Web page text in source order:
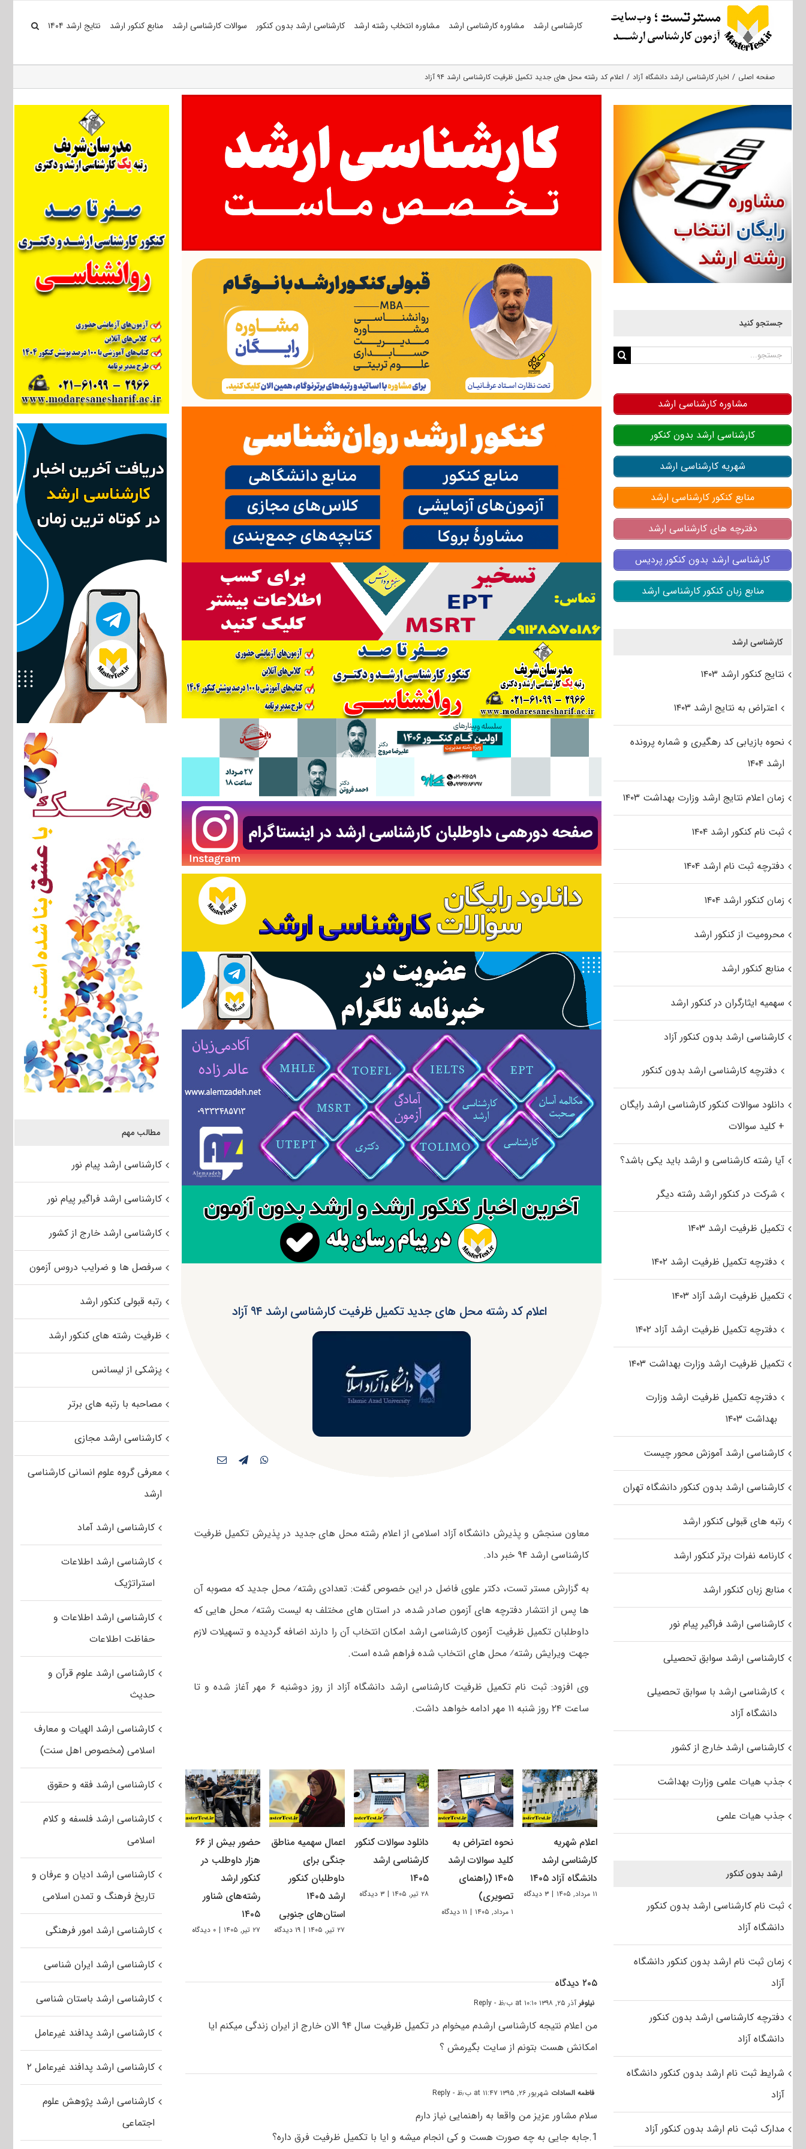
کارشناسی ارشد مشاوره کارشناسی ارشد مشاوره انتخاب رشته ارشد کارشناسی ارشد بدون کنکور سوالات کارشناسی ارشد منابع کنکور ارشد نتایج ارشد ۱۴۰۴
صفحه اصلی اخبار کارشناسی ارشد دانشگاه آزاد اعلام کد رشته محل های جدید تکمیل ظرفیت کارشناسی ارشد ۹۴ آزاد
اعلام کد رشته محل های جدید تکمیل ظرفیت کارشناسی ارشد ۹۴ آزاد
معاون سنجش و پذیرش دانشگاه آزاد اسلامی از اعلام رشته محل های جدید در پذیرش تکمیل ظرفیت
کارشناسی ارشد ۹۴ خبر داد.
به گزارش مستر تست، دکتر علوی فاضل در این خصوص گفت: تعدادی رشته⁄ محل جدید که مصوبه آن
ها پس از انتشار دفترچه های آزمون صادر شده، در استان های مختلف به لیست رشته⁄ محل هایی که
داوطلبان تکمیل ظرفیت آزمون کارشناسی ارشد امکان انتخاب آن را دارند اضافه گردیده و تسهیلات لازم
جهت ویرایش رشته⁄ محل های انتخاب شده فراهم شده است.
وی افزود: ثبت نام تکمیل ظرفیت کارشناسی ارشد دانشگاه آزاد از روز دوشنبه ۶ مهر آغاز شده و تا
ساعت ۲۴ روز شنبه ۱۱ مهر ادامه خواهد داشت.
اعلام شهریه
کارشناسی ارشد
دانشگاه آزاد ۱۴۰۵
۱۱ مرداد, ۱۴۰۵ | ۳ دیدگاه
نحوه اعتراض به
کلید سوالات ارشد
۱۴۰۵ (راهنمای
تصویری)
۱ مرداد, ۱۴۰۵ | ۱۱ دیدگاه
دانلود سوالات کنکور
کارشناسی ارشد
۱۴۰۵
۲۸ تیر, ۱۴۰۵ | ۳ دیدگاه
اعمال سهمیه مناطق
جنگی برای
داوطلبان کنکور
ارشد ۱۴۰۵
استان‌های جنوبی
۲۷ تیر, ۱۴۰۵ | ۱۹ دیدگاه
حضور بیش از ۶۶
هزار داوطلب در
کنکور ارشد
رشته‌های شناور
۱۴۰۵
۲۷ تیر, ۱۴۰۵ | ۰ دیدگاه
۲۰۵ دیدگاه
نیلوفر آذر ۲۵, ۱۳۹۸ at ۱۰:۱۰ ب٫ظ - Reply
من اعلام نتیجه کارشناسی ارشدم میخوام در تکمیل ظرفیت سال ۹۴ الان خارج از ایران زندگی میکنم ایا
امکانش هست بتونم از سایت بگیرمش ؟
فاطمه السادات شهریور ۲۶, ۱۳۹۵ at ۱۱:۴۷ ب٫ظ - Reply
سلام مشاور عزیز من واقعا به راهنمایی نیاز دارم
1.جابه جایی به چه صورت هست و کی انجام میشه و ایا با تکمیل ظرفیت فرق داره؟
مطالب مهم
کارشناسی ارشد پیام نور
کارشناسی ارشد فراگیر پیام نور
کارشناسی ارشد خارج از کشور
سرفصل ها و ضرایب دروس آزمون
رتبه قبولی کنکور ارشد
ظرفیت رشته های کنکور ارشد
پزشکی از لیسانس
مصاحبه با رتبه های برتر
کارشناسی ارشد مجازی
معرفی گروه علوم انسانی کارشناسی
ارشد
کارشناسی ارشد آماد
کارشناسی ارشد اطلاعات
استراتژیک
کارشناسی ارشد اطلاعات و
حفاظت اطلاعات
کارشناسی ارشد علوم قرآن و
حدیث
کارشناسی ارشد الهیات و معارف
اسلامی (مخصوص اهل سنت)
کارشناسی ارشد فقه و حقوق
کارشناسی ارشد فلسفه و کلام
اسلامی
کارشناسی ارشد ادیان و عرفان و
تاریخ فرهنگ و تمدن اسلامی
کارشناسی ارشد امور فرهنگی
کارشناسی ارشد ایران شناسی
کارشناسی ارشد باستان شناسی
کارشناسی ارشد پدافند غیرعامل
کارشناسی ارشد پدافند غیرعامل ۲
کارشناسی ارشد پژوهش علوم
اجتماعی
جستجو کنید
جستجو
مشاوره کارشناسی ارشد
کارشناسی ارشد بدون کنکور
شهریه کارشناسی ارشد
منابع کنکور کارشناسی ارشد
دفترچه های کارشناسی ارشد
کارشناسی ارشد بدون کنکور پردیس
منابع زبان کنکور کارشناسی ارشد
کارشناسی ارشد
نتایج کنکور ارشد ۱۴۰۳
اعتراض به نتایج ارشد ۱۴۰۳
نحوه بازیابی کد رهگیری و شماره پرونده
ارشد ۱۴۰۴
زمان اعلام نتایج ارشد وزارت بهداشت ۱۴۰۳
ثبت نام کنکور ارشد ۱۴۰۴
دفترچه ثبت نام ارشد ۱۴۰۴
زمان کنکور ارشد ۱۴۰۴
محرومیت از کنکور ارشد
منابع کنکور ارشد
سهمیه ایثارگران در کنکور ارشد
کارشناسی ارشد بدون کنکور آزاد
دفترچه کارشناسی ارشد بدون کنکور
دانلود سوالات کنکور کارشناسی ارشد رایگان
+ کلید سوالات
آیا رشته کارشناسی و ارشد باید یکی باشد؟
شرکت در کنکور ارشد رشته دیگر
تکمیل ظرفیت ارشد ۱۴۰۳
دفترچه تکمیل ظرفیت ارشد ۱۴۰۲
تکمیل ظرفیت ارشد آزاد ۱۴۰۳
دفترچه تکمیل ظرفیت ارشد آزاد ۱۴۰۲
تکمیل ظرفیت ارشد وزارت بهداشت ۱۴۰۳
دفترچه تکمیل ظرفیت ارشد وزارت
بهداشت ۱۴۰۳
کارشناسی ارشد آموزش محور چیست
کارشناسی ارشد بدون کنکور دانشگاه تهران
رتبه های قبولی کنکور ارشد
کارنامه نفرات برتر کنکور ارشد
منابع زبان کنکور ارشد
کارشناسی ارشد فراگیر پیام نور
کارشناسی ارشد سوابق تحصیلی
کارشناسی ارشد با سوابق تحصیلی
دانشگاه آزاد
کارشناسی ارشد خارج از کشور
جذب هیات علمی وزارت بهداشت
جذب هیات علمی
ارشد بدون کنکور
ثبت نام کارشناسی ارشد بدون کنکور
دانشگاه آزاد
زمان ثبت نام ارشد بدون کنکور دانشگاه
آزاد
دفترچه کارشناسی ارشد بدون کنکور
دانشگاه آزاد
شرایط ثبت نام ارشد بدون کنکور دانشگاه
آزاد
مدارک ثبت نام ارشد بدون کنکور آزاد